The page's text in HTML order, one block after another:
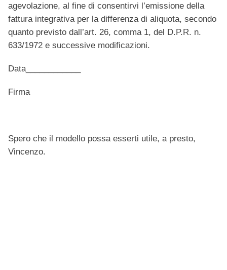
agevolazione, al fine di consentirvi l’emissione della
fattura integrativa per la differenza di aliquota, secondo
quanto previsto dall’art. 26, comma 1, del D.P.R. n.
633/1972 e successive modificazioni.
Data____________
Firma
Spero che il modello possa esserti utile, a presto,
Vincenzo.